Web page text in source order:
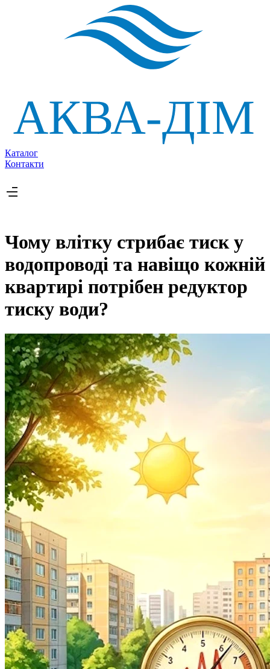
Каталог
Контакти
Чому влітку стрибає тиск у
водопроводі та навіщо кожній
квартирі потрібен редуктор
тиску води?